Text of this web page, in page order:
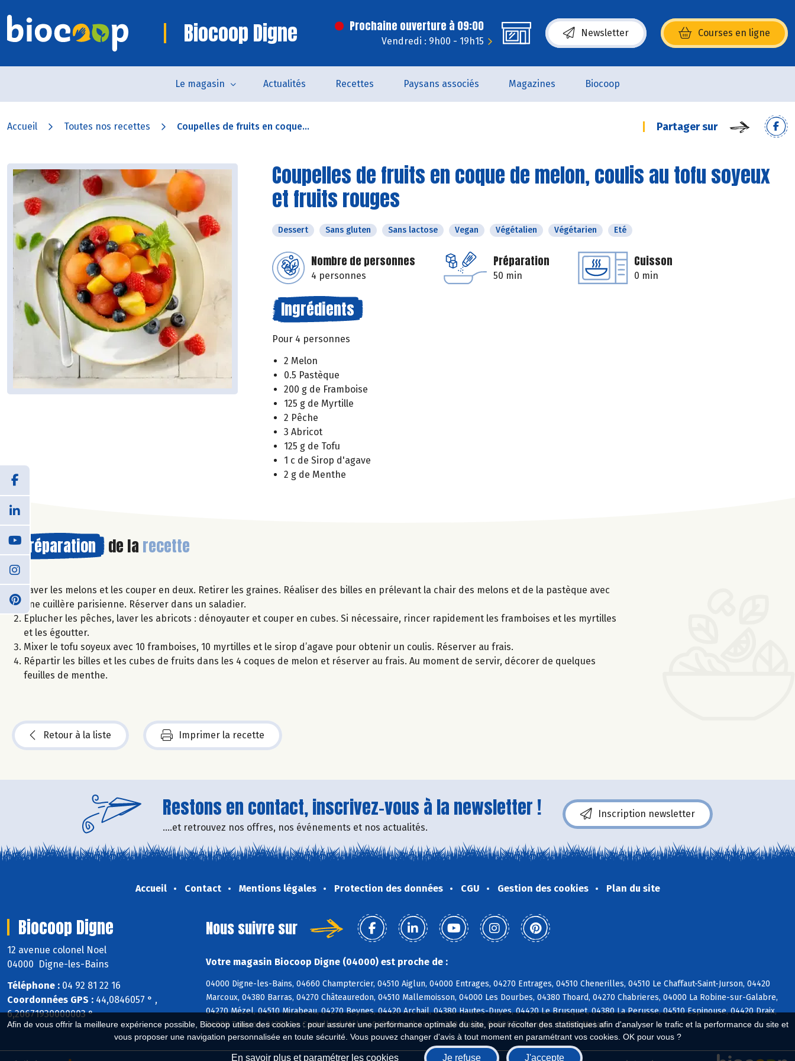
Afin de vous offrir la meilleure expérience possible, Biocoop utilise des cookies : pour assurer une performance optimale du site, pour récolter des statistiques afin d'analyser le trafic et la performance du site et
vous proposer une navigation personnalisée en toute sécurité. Vous pouvez changer d'avis à tout moment en paramétrant vos cookies. OK pour vous ?
En savoir plus et paramétrer les cookies Je refuse J'accepte
Biocoop Digne Prochaine ouverture à 09:00
Vendredi : 9h00 - 19h15
Newsletter Courses en ligne
(s’ouvre dans une nouvelle fenêtre)
Le magasin Actualités Recettes Paysans associés Magazines Biocoop
Accueil Toutes nos recettes Coupelles de fruits en coque... Partager sur
Coupelles de fruits en coque de melon, coulis au tofu soyeux
et fruits rouges
Dessert Sans gluten Sans lactose Vegan Végétalien Végétarien Eté
Nombre de personnes
4 personnes
Préparation
50 min
Cuisson
0 min
Ingrédients
Pour 4 personnes
2 Melon
0.5 Pastèque
200 g de Framboise
125 g de Myrtille
2 Pêche
3 Abricot
125 g de Tofu
1 c de Sirop d'agave
2 g de Menthe
Préparation de la recette
Laver les melons et les couper en deux. Retirer les graines. Réaliser des billes en prélevant la chair des melons et de la pastèque avec
une cuillère parisienne. Réserver dans un saladier.
Eplucher les pêches, laver les abricots : dénoyauter et couper en cubes. Si nécessaire, rincer rapidement les framboises et les myrtilles
et les égoutter.
Mixer le tofu soyeux avec 10 framboises, 10 myrtilles et le sirop d’agave pour obtenir un coulis. Réserver au frais.
Répartir les billes et les cubes de fruits dans les 4 coques de melon et réserver au frais. Au moment de servir, décorer de quelques
feuilles de menthe.
Retour à la liste Imprimer la recette
Restons en contact, inscrivez-vous à la newsletter !
....et retrouvez nos offres, nos événements et nos actualités.
Inscription newsletter
Accueil Contact Mentions légales Protection des données CGU Gestion des cookies Plan du site
Biocoop Digne
12 avenue colonel Noel
04000 Digne-les-Bains
Téléphone : 04 92 81 22 16
Coordonnées GPS : 44,0846057 ° ,
6,20671930000003 °
Nous suivre sur
Votre magasin Biocoop Digne (04000) est proche de :
04000 Digne-les-Bains, 04660 Champtercier, 04510 Aiglun, 04000 Entrages, 04270 Entrages, 04510 Chenerilles, 04510 Le Chaffaut-Saint-Jurson, 04420
Marcoux, 04380 Barras, 04270 Châteauredon, 04510 Mallemoisson, 04000 Les Dourbes, 04380 Thoard, 04270 Chabrieres, 04000 La Robine-sur-Galabre,
04270 Mézel, 04510 Mirabeau, 04270 Beynes, 04420 Archail, 04380 Hautes-Duyes, 04420 Le Brusquet, 04380 La Perusse, 04510 Espinouse, 04420 Draix,
04000 Tanaron, 04380 Le Castellard-Mélan, 04380 Auribeau, 04350 Malijai, 04000 Esclangon, 04380 Melan